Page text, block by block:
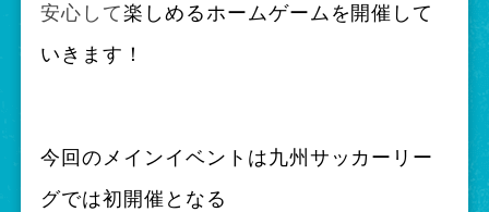
安心して楽しめるホームゲームを開催して
いきます！
今回のメインイベントは九州サッカーリー
グでは初開催となる